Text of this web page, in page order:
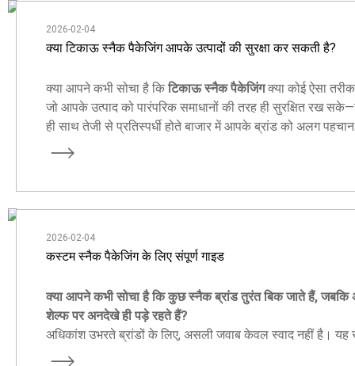
2026-02-04
क्या टिकाऊ स्नैक पैकेजिंग आपके उत्पादों की सुरक्षा कर सकती है?
क्या आपने कभी सोचा है किटिकाऊ स्नैक पैकेजिंगक्या कोई ऐसा
जो आपके उत्पाद को पारंपरिक समाधानों की तरह ही सुरक्षित रख
ही साथ तेजी से प्रतिस्पर्धी होते बाजार में आपके ब्रांड को अलग पहचान
दिलाने में मदद कर सके?
2026-02-04
कस्टम स्नैक पैकेजिंग के लिए संपूर्ण गाइड
क्या आपने कभी सोचा है कि कुछ स्नैक ब्रांड तुरंत बिक जाते हैं, जबकि
शेल्फ पर अनदेखे ही पड़े रहते हैं?
अधिकांश उभरते ब्रांडों के लिए, असली जवाब केवल स्वाद नहीं है। यह
प्रदर्शन-संचालित और ब्रांड-केंद्रित है।